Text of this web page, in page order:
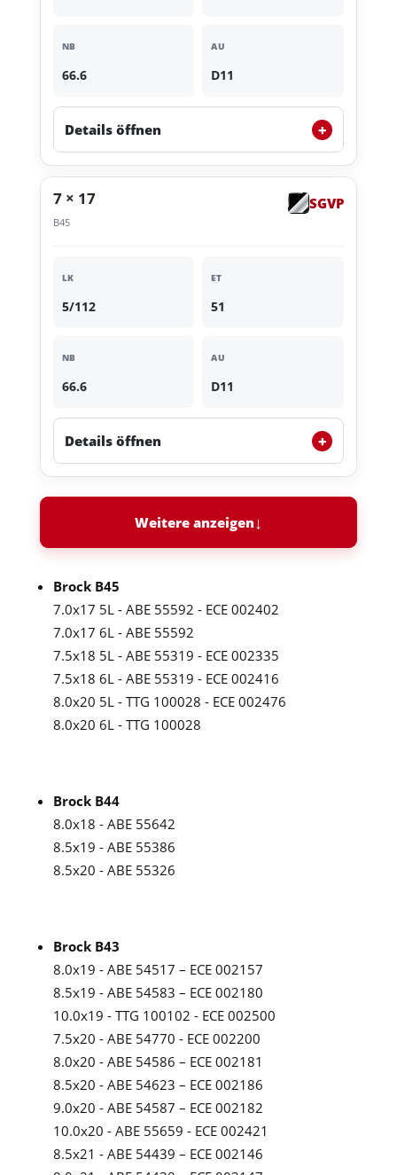
NB
66.6
AU
D11
Details öffnen +
7 × 17
B45
SGVP
LK
5/112
ET
51
NB
66.6
AU
D11
Details öffnen +
Weitere anzeigen
Brock B45
7.0x17 5L - ABE 55592 - ECE 002402
7.0x17 6L - ABE 55592
7.5x18 5L - ABE 55319 - ECE 002335
7.5x18 6L - ABE 55319 - ECE 002416
8.0x20 5L - TTG 100028 - ECE 002476
8.0x20 6L - TTG 100028
Brock B44
8.0x18 - ABE 55642
8.5x19 - ABE 55386
8.5x20 - ABE 55326
Brock B43
8.0x19 - ABE 54517 – ECE 002157
8.5x19 - ABE 54583 – ECE 002180
10.0x19 - TTG 100102 - ECE 002500
7.5x20 - ABE 54770 - ECE 002200
8.0x20 - ABE 54586 – ECE 002181
8.5x20 - ABE 54623 – ECE 002186
9.0x20 - ABE 54587 – ECE 002182
10.0x20 - ABE 55659 - ECE 002421
8.5x21 - ABE 54439 – ECE 002146